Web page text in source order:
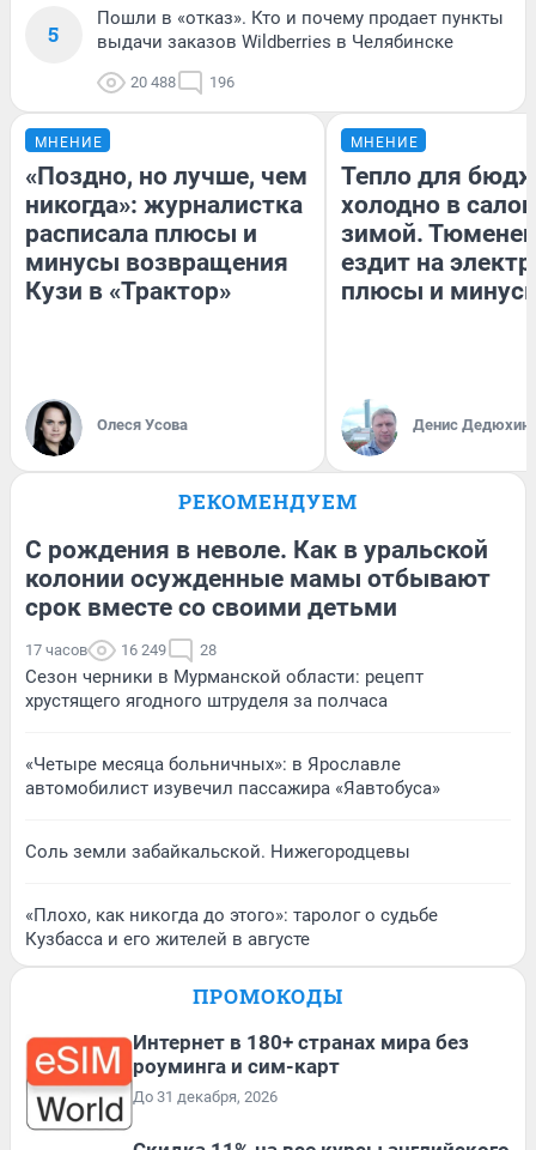
5
Пошли в «отказ». Кто и почему продает пункты
выдачи заказов Wildberries в Челябинске
20 488 196
МНЕНИЕ
«Поздно, но лучше, чем
никогда»: журналистка
расписала плюсы и
минусы возвращения
Кузи в «Трактор»
Олеся Усова
МНЕНИЕ
Тепло для
холодно в
зимой.
ездит на
плюсы и
Денис Дедюхин
РЕКОМЕНДУЕМ
С рождения в неволе. Как в уральской
колонии осужденные мамы отбывают
срок вместе со своими детьми
17 часов 16 249 28
Сезон черники в Мурманской области: рецепт
хрустящего ягодного штруделя за полчаса
«Четыре месяца больничных»: в Ярославле
автомобилист изувечил пассажира «Яавтобуса»
Соль земли забайкальской. Нижегородцевы
«Плохо, как никогда до этого»: таролог о судьбе
Кузбасса и его жителей в августе
ПРОМОКОДЫ
Интернет в 180+ странах мира без
роуминга и сим-карт
До 31 декабря, 2026